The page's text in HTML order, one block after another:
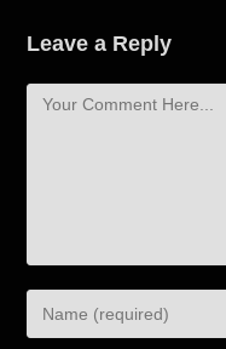
Leave a Reply